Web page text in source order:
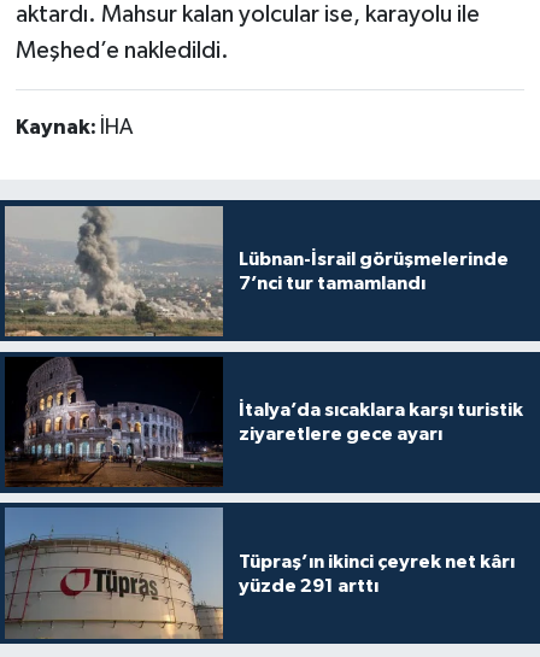
aktardı. Mahsur kalan yolcular ise, karayolu ile
Meşhed’e nakledildi.
Kaynak: İHA
Lübnan-İsrail görüşmelerinde
7’nci tur tamamlandı
İtalya’da sıcaklara karşı turistik
ziyaretlere gece ayarı
Tüpraş’ın ikinci çeyrek net kârı
yüzde 291 arttı